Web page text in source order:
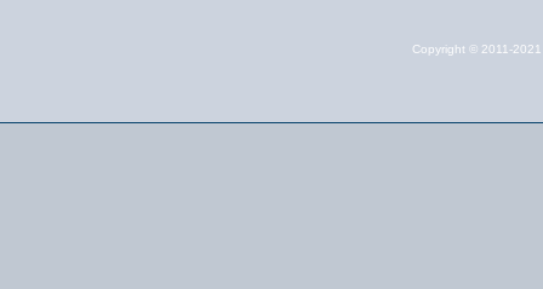
Copyright © 2011-